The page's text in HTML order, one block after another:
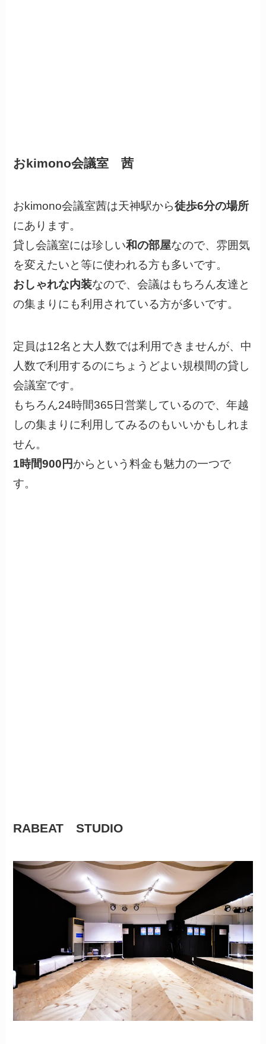
おkimono会議室 茜
おkimono会議室茜は天神駅から徒歩6分の場所
にあります。
貸し会議室には珍しい和の部屋なので、雰囲気
を変えたいと等に使われる方も多いです。
おしゃれな内装なので、会議はもちろん友達と
の集まりにも利用されている方が多いです。
定員は12名と大人数では利用できませんが、中
人数で利用するのにちょうどよい規模間の貸し
会議室です。
もちろん24時間365日営業しているので、年越
しの集まりに利用してみるのもいいかもしれま
せん。
1時間900円からという料金も魅力の一つで
す。
RABEAT STUDIO